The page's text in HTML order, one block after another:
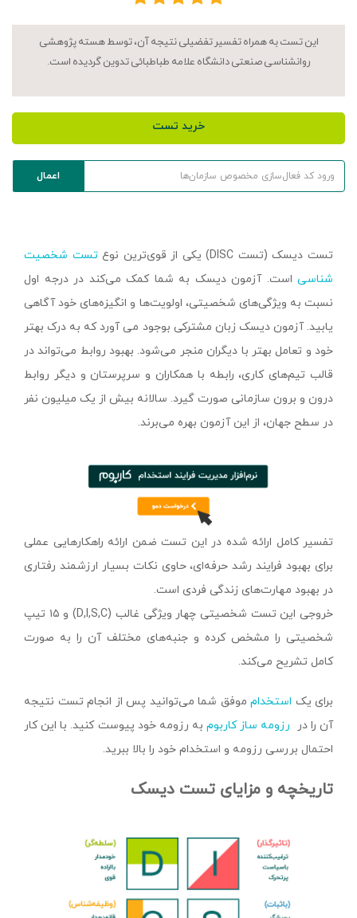
این تست به همراه تفسیر تفضیلی نتیجه آن، توسط هسته پژوهشی
روانشناسی صنعتی دانشگاه علامه طباطبائی تدوین گردیده است.
خرید تست
تست دیسک (تست DISC) یکی از قوی‌ترین نوع
تست شخصیت
شناسی است. آزمون دیسک به شما کمک می‌کند در درجه اول
نسبت به ویژگی‌های شخصیتی، اولویت‌ها و انگیزه‌های خود آگاهی
یابید. آزمون دیسک زبان مشترکی بوجود می آورد که به درک بهتر
خود و تعامل بهتر با دیگران منجر می‌شود. بهبود روابط می‌تواند در
قالب تیم‌های کاری، رابطه با همکاران و سرپرستان و دیگر روابط
درون و برون سازمانی صورت گیرد. سالانه بیش از یک میلیون نفر
در سطح جهان، از این آزمون بهره می‌برند.
تفسیر کامل ارائه شده در این تست ضمن ارائه راهکارهایی عملی
برای بهبود فرایند رشد حرفه‌ای، حاوی نکات بسیار ارزشمند رفتاری
در بهبود مهارت‌های زندگی فردی است.
خروجی این تست شخصیتی چهار ویژگی غالب (‌D,I,S,C) و ۱۵ تیپ
شخصیتی را مشخص کرده و جنبه‌های مختلف آن را به صورت
کامل تشریح می‌کند.
برای یک استخدام موفق شما می‌توانید پس از انجام تست نتیجه
آن را در رزومه ساز کاربومبه رزومه خود پیوست کنید. با این کار
احتمال بررسی رزومه و استخدام خود را بالا ببرید.
تاریخچه و مزایای تست دیسک